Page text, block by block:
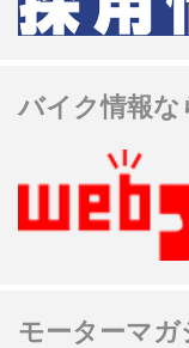
バイク情報な
モーターマ